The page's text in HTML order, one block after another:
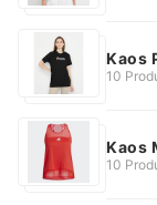
Kaos
10
Kaos
10